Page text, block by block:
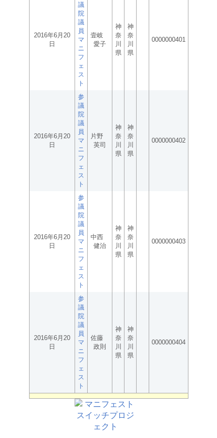
2016年6月20
日
議
院
議
員
マ
ニ
フ
ェ
ス
ト
壹岐
愛子
神
奈
川
県
神
奈
川
県
0000000401
2016年6月20
日
参
議
院
議
員
マ
ニ
フ
ェ
ス
ト
片野
英司
神
奈
川
県
神
奈
川
県
0000000402
2016年6月20
日
参
議
院
議
員
マ
ニ
フ
ェ
ス
ト
中西
健治
神
奈
川
県
神
奈
川
県
0000000403
2016年6月20
日
参
議
院
議
員
マ
ニ
フ
ェ
ス
ト
佐藤
政則
神
奈
川
県
神
奈
川
県
0000000404